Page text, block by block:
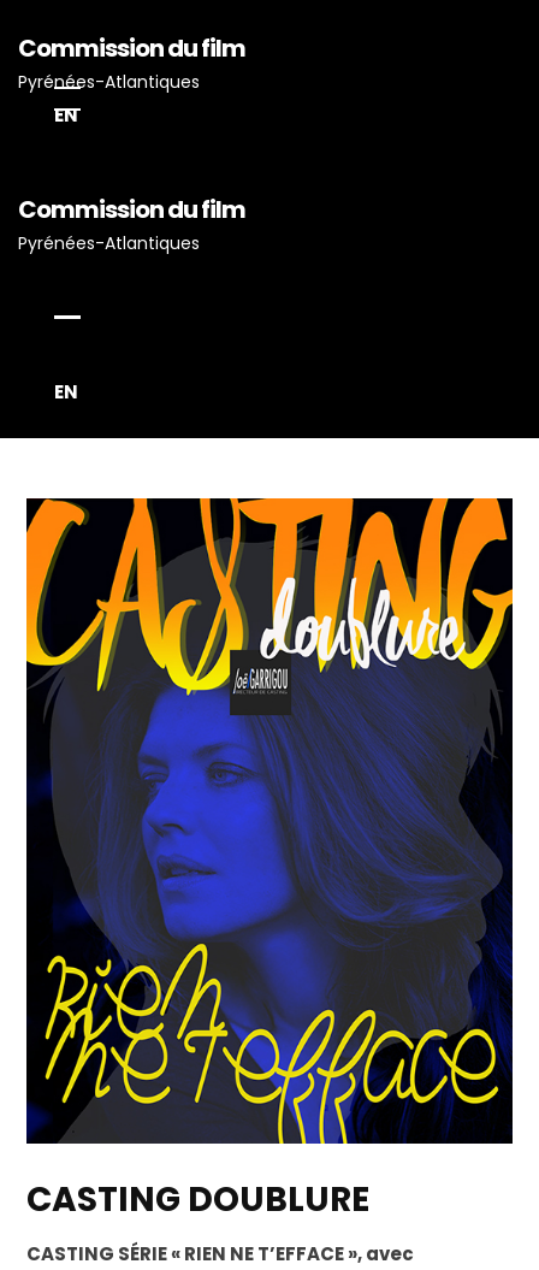
Commission du film
Pyrénées-Atlantiques
EN
Commission du film
Pyrénées-Atlantiques
EN
Accueil
CASTING DOUBLURE
CASTING SÉRIE « RIEN NE T’EFFACE », avec